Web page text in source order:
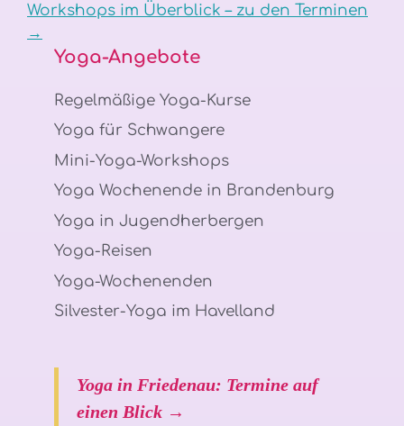
Workshops im Überblick – zu den Terminen
→
Yoga-Angebote
Regelmäßige Yoga-Kurse
Yoga für Schwangere
Mini-Yoga-Workshops
Yoga Wochenende in Brandenburg
Yoga in Jugendherbergen
Yoga-Reisen
Yoga-Wochenenden
Silvester-Yoga im Havelland
Yoga in Friedenau: Termine auf
einen Blick →